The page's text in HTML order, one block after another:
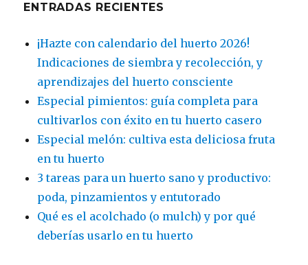
ENTRADAS RECIENTES
¡Hazte con calendario del huerto 2026!
Indicaciones de siembra y recolección, y
aprendizajes del huerto consciente
Especial pimientos: guía completa para
cultivarlos con éxito en tu huerto casero
Especial melón: cultiva esta deliciosa fruta
en tu huerto
3 tareas para un huerto sano y productivo:
poda, pinzamientos y entutorado
Qué es el acolchado (o mulch) y por qué
deberías usarlo en tu huerto